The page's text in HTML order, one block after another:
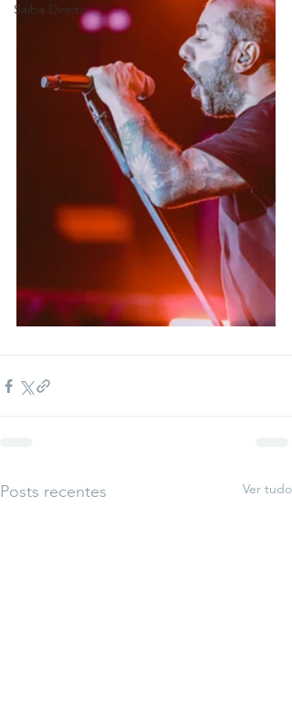
Saiba Direito
Posts recentes Ver tudo